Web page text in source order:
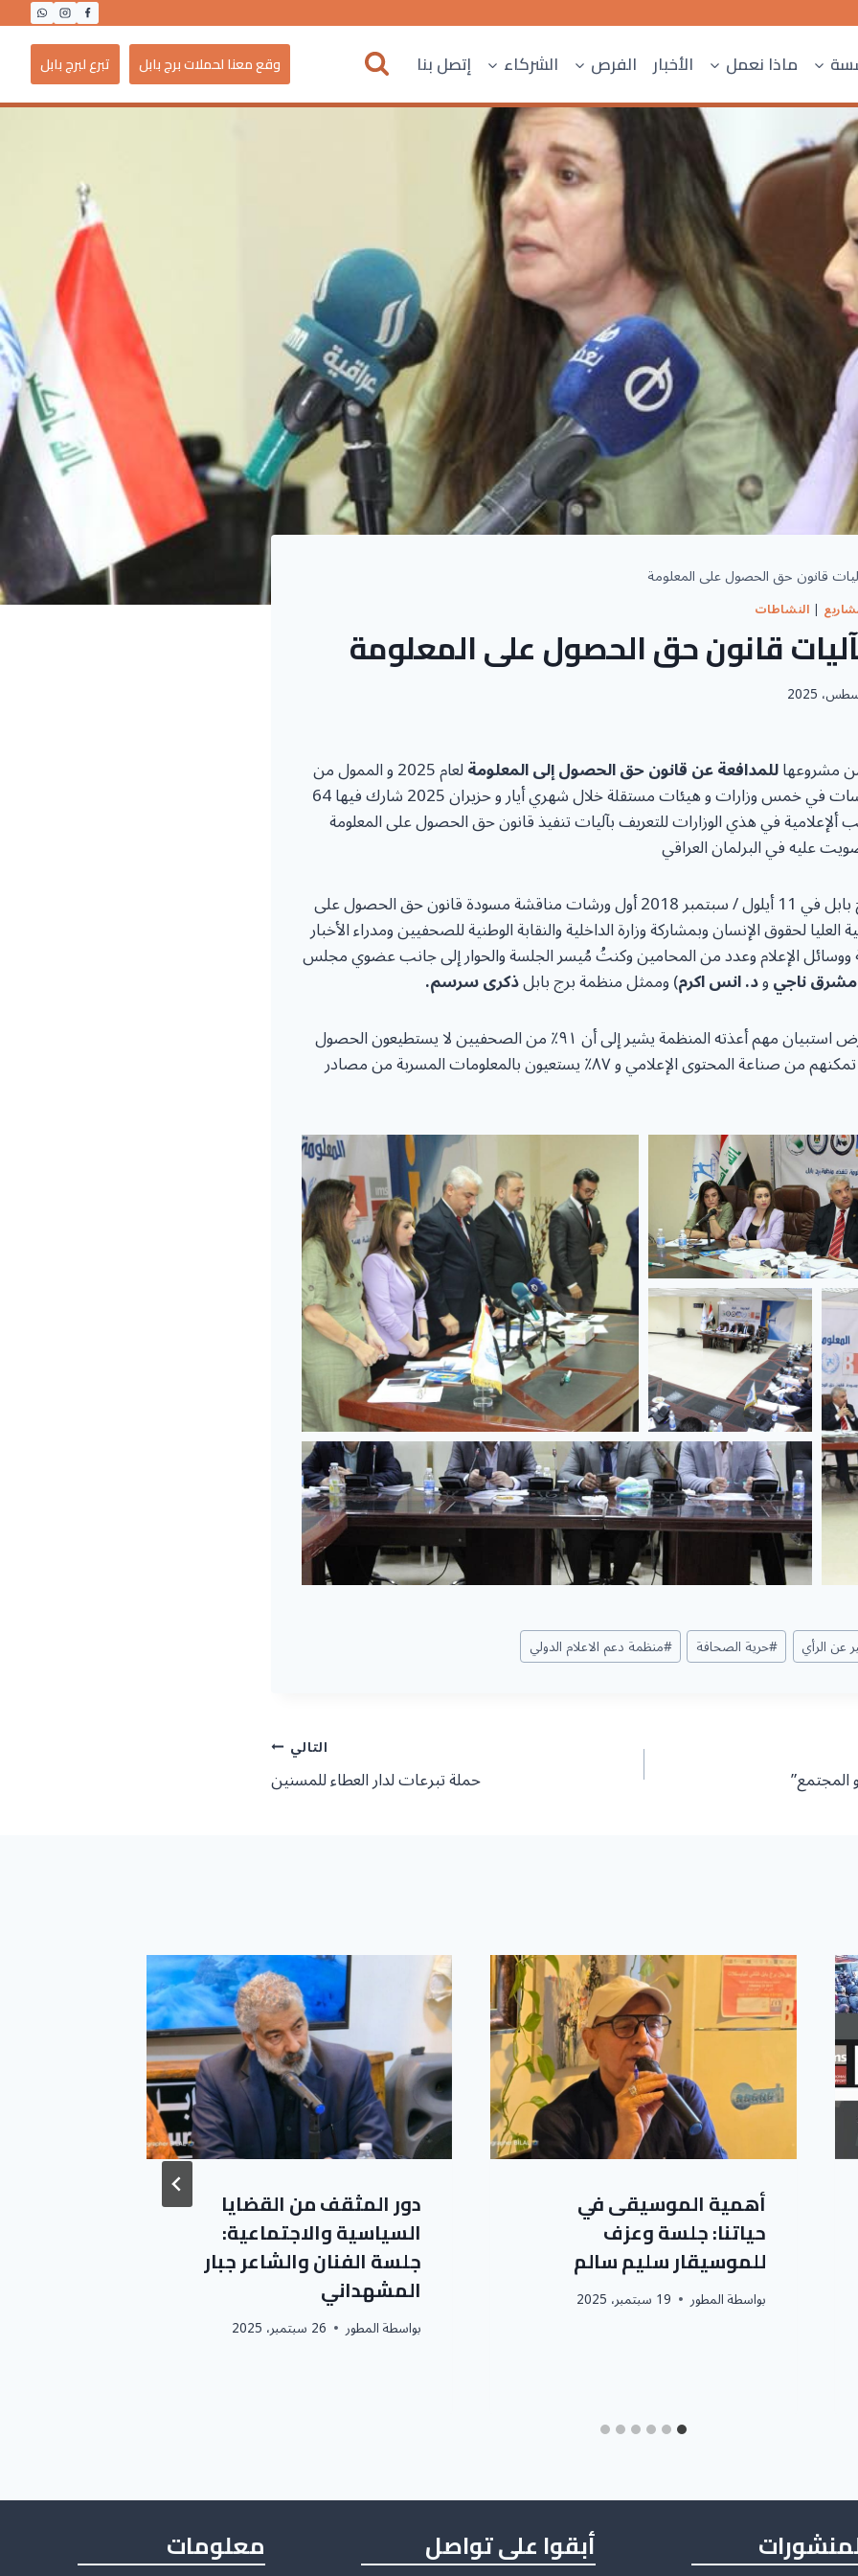
ماذا نعمل الأخبار الفرص الشركاء إتصل بنا وقع معنا لحملات برج بابل تبرع لبرج بابل
قانون حق الحصول على المعلومة
| النشاطات
قانون حق الحصول على المعلومة
مشروعهاللمدافعة عن قانون حق الحصول إلى المعلومة لعام 2025 و الممول من
خمسة جلسات في خمس وزارات و هيئات مستقلة خلال شهري أيار و حزيران 2025 شارك فيها 64
ألإعلامية في هذي الوزارات للتعريف بآليات تنفيذ قانون حق الحصول على المعلومة
عليه في البرلمان العراقي
كما عقدت سابقا برج بابل في 11 أيلول / سبتمبر 2018 أول ورشات مناقشة مسودة قانون حق الحصول على
لحقوق الإنسان وبمشاركة وزارة الداخلية والنقابة الوطنية للصحفيين ومدراء الأخبار
ووسائل الإعلام وعدد من المحامين وكنتُ مُيسر الجلسة والحوار إلى جانب عضوي مجلس
ناجيود. انس اكرم) وممثل منظمة برج بابلذكرى سرسم.
وتضمنت الجلسة عرض استبيان مهم أعذته المنظمة يشير إلى أن ٩١٪؜ من الصحفيين لا يستطيعون الحصول
على المعلومات التي تمكنهم من صناعة المحتوى الإعلامي و ٨٧٪؜ يستعيون بالمعلومات المسربة من مصادر
عن الرأي #حرية الصحافة #منظمة دعم الاعلام الدولي
التالي
حملة تبرعات لدار العطاء للمسنين
أهمية الموسيقى في
حياتنا: جلسة وعزف
للموسيقار سليم سالم
بواسطةالمطور 19 سبتمبر، 2025
دور المثقف من القضايا
السياسية والاجتماعية:
جلسة الفنان والشاعر جبار
المشهداني
بواسطةالمطور 26 سبتمبر، 2025
أبقوا على تواصل معلومات